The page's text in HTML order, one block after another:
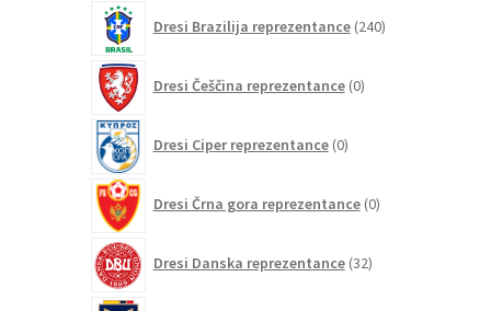
Dresi Brazilija reprezentance 240izdelkov
Dresi Češčina reprezentance 0izdelkov
Dresi Ciper reprezentance 0izdelkov
Dresi Črna gora reprezentance 0izdelkov
Dresi Danska reprezentance 32izdelkov